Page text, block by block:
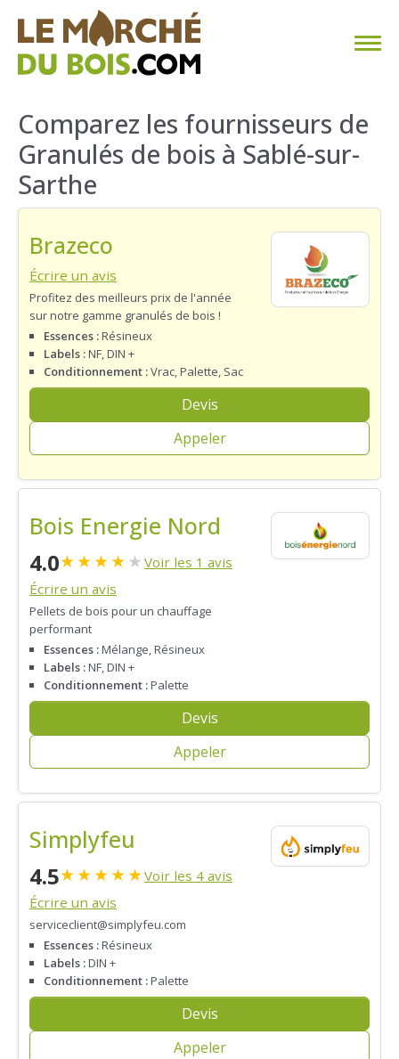
CHAUFFAGE AU BOIS
FAQ
CALCULER SA CONSOMMATION
TROUVER SON FOURNISSEUR
BLOG
ESPACE PRO
Comparez les fournisseurs de
Granulés de bois à Sablé-sur-
Sarthe
Brazeco
Écrire un avis
Profitez des meilleurs prix de l'année
sur notre gamme granulés de bois !
Essences :Résineux
Labels :NF, DIN +
Conditionnement :Vrac, Palette, Sac
Devis
Appeler
Bois Energie Nord
4.0★★★★★ Voir les 1 avis
Écrire un avis
Pellets de bois pour un chauffage
performant
Essences :Mélange, Résineux
Labels :NF, DIN +
Conditionnement :Palette
Devis
Appeler
Simplyfeu
4.5★★★★★Voir les 4 avis
Écrire un avis
serviceclient@simplyfeu.com
Essences :Résineux
Labels :DIN +
Conditionnement :Palette
Devis
Appeler